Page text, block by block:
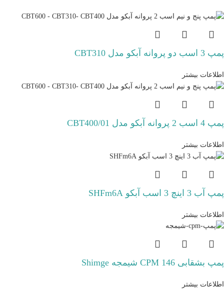
پمپ 3 اسب دو پروانه آبکو مدل CBT310
اطلاعات بیشتر
پمپ 4 اسب 2 پروانه آبکو مدل CBT400/01
اطلاعات بیشتر
پمپ آب 3 اینچ 3 اسب آبکو SHFm6A
اطلاعات بیشتر
پمپ بشقابی CPM 146 شیمجه Shimge
اطلاعات بیشتر